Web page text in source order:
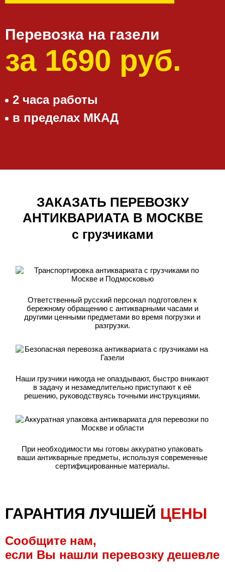
Перевозка на газели
за 1690 руб.
2 часа работы
в пределах МКАД
ЗАКАЗАТЬ ПЕРЕВОЗКУ
АНТИКВАРИАТА В МОСКВЕ
с грузчиками
Ответственный русский персонал подготовлен к
бережному обращению с антикварными часами и
другими ценными предметами во время погрузки и
разгрузки.
Наши грузчики никогда не опаздывают, быстро вникают
в задачу и незамедлительно приступают к её
решению, руководствуясь точными инструкциями.
При необходимости мы готовы аккуратно упаковать
ваши антикварные предметы, используя современные
сертифицированные материалы.
ГАРАНТИЯ ЛУЧШЕЙ ЦЕНЫ
Сообщите нам,
если Вы нашли перевозку дешевле